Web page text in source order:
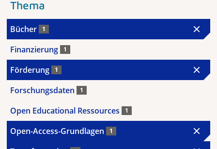
Thema
Bücher 1
Finanzierung 1
Förderung 1
Forschungsdaten 1
Open Educational Ressources 1
Open-Access-Grundlagen 1